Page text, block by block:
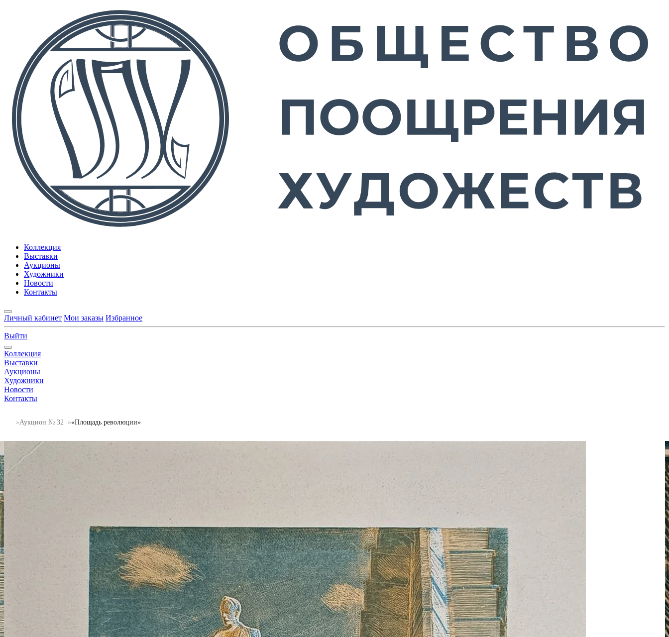
Коллекция
Выставки
Аукционы
Художники
Новости
Контакты
Личный кабинет Мои заказы Избранное
Выйти
Коллекция
Выставки
Аукционы
Художники
Новости
Контакты
Аукцион № 32 «Площадь революции»